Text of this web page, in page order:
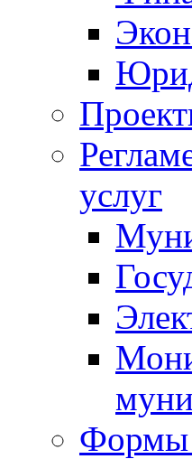
услуг
Формы